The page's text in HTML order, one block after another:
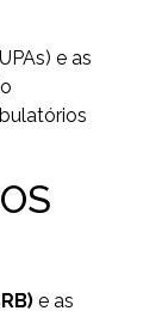
e as
) e as